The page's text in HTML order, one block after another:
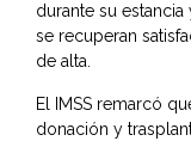
durante su
se recuperan
de alta.
El IMSS remarcó
donación y